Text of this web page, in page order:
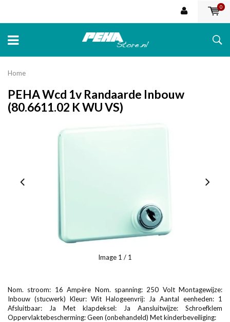
0
Home
PEHA Wcd 1v Randaarde Inbouw
(80.6611.02 K WU VS)
Image 1 / 1
Nom. stroom: 16 Ampère Nom. spanning: 250 Volt Montagewijze:
Inbouw (stucwerk) Kleur: Wit Halogeenvrij: Ja Aantal eenheden: 1
Afsluitbaar: Ja Met klapdeksel: Ja Aansluitwijze: Schroefklem
Oppervlaktebescherming: Geen (onbehandeld) Met kinderbeveiliging: